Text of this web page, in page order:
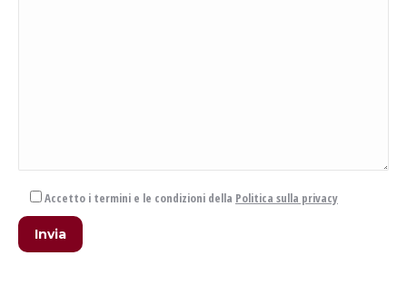
Accetto i termini e le condizioni della Politica sulla privacy